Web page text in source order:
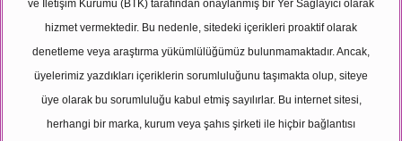
ve İletişim Kurumu (BTK) tarafından onaylanmış bir Yer Sağlayıcı olarak
hizmet vermektedir. Bu nedenle, sitedeki içerikleri proaktif olarak
denetleme veya araştırma yükümlülüğümüz bulunmamaktadır. Ancak,
üyelerimiz yazdıkları içeriklerin sorumluluğunu taşımakta olup, siteye
üye olarak bu sorumluluğu kabul etmiş sayılırlar. Bu internet sitesi,
herhangi bir marka, kurum veya şahıs şirketi ile hiçbir bağlantısı